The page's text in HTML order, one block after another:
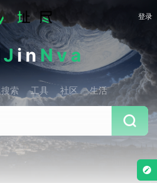
登录
JinNva
搜索 工具 社区 生活